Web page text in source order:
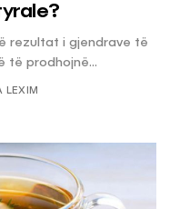
rezultat i gjendrave të
të prodhojnë...
LEXIM